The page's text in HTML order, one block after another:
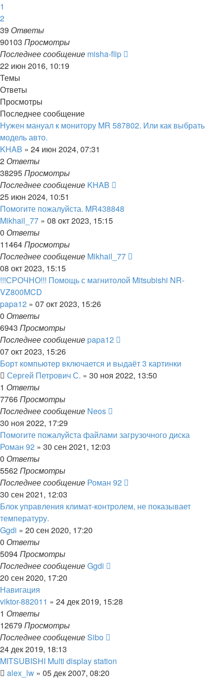
1
2
39 Ответы
90103 Просмотры
Последнее сообщение misha-flip
22 июн 2016, 10:19
Темы
Ответы
Просмотры
Последнее сообщение
Нужен мануал к монитору MR 587802. Или как выбрать
модель авто.
KHAB » 24 июн 2024, 07:31
2 Ответы
38295Просмотры
Последнее сообщение KHAB
25 июн 2024, 10:51
Помогите пожалуйста. MR438848
Mikhail_77 » 08 окт 2023, 15:15
0 Ответы
11464Просмотры
Последнее сообщение Mikhail_77
08 окт 2023, 15:15
!!!СРОЧНО!!! Помощь с магнитолой Mitsubishi NR-
VZ800MCD
papa12 » 07 окт 2023, 15:26
0 Ответы
6943 Просмотры
Последнее сообщение papa12
07 окт 2023, 15:26
Борт компьютер включается и выдаёт 3 картинки
Сергей Петрович С. » 30 ноя 2022, 13:50
1 Ответы
7766Просмотры
Последнее сообщение Neos
30 ноя 2022, 17:29
Помогите пожалуйста файлами загрузочного диска
Роман 92 » 30 сен 2021, 12:03
0 Ответы
5562Просмотры
Последнее сообщение Роман 92
30 сен 2021, 12:03
Блок управления климат-контролем, не показывает
температуру.
Ggdi » 20 сен 2020, 17:20
0 Ответы
5094Просмотры
Последнее сообщениеGgdi
20 сен 2020, 17:20
Навигация
viktor-882011 » 24 дек 2019, 15:28
1 Ответы
12679 Просмотры
Последнее сообщениеSibo
24 дек 2019, 18:13
MITSUBISHI Multi display station
alex_lw » 05 дек 2007, 08:20